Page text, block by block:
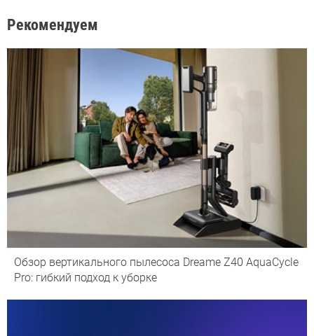
Рекомендуем
Обзор вертикального пылесоса Dreame Z40 AquaCycle
Pro: гибкий подход к уборке